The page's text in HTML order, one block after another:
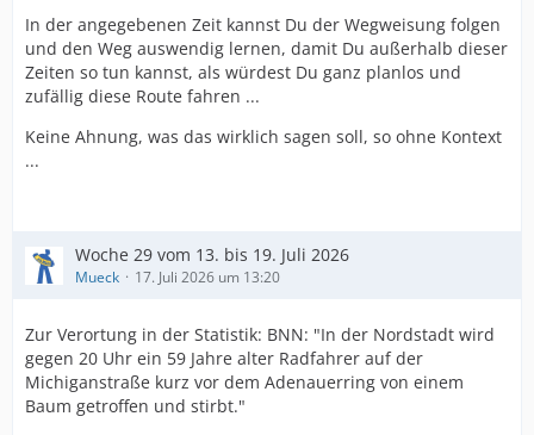
In der angegebenen Zeit kannst Du der Wegweisung folgen
und den Weg auswendig lernen, damit Du außerhalb dieser
Zeiten so tun kannst, als würdest Du ganz planlos und
zufällig diese Route fahren ...
Keine Ahnung, was das wirklich sagen soll, so ohne Kontext
...
Woche 29 vom 13. bis 19. Juli 2026
Mueck 17. Juli 2026 um 13:20
Zur Verortung in der Statistik: BNN: "In der Nordstadt wird
gegen 20 Uhr ein 59 Jahre alter Radfahrer auf der
Michiganstraße kurz vor dem Adenauerring von einem
Baum getroffen und stirbt."